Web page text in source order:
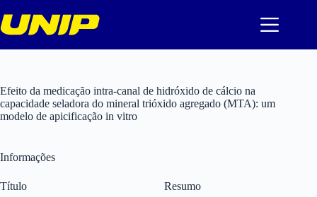
para
o
Efeito da medicação intra-canal de hidróxido de cálcio na
capacidade seladora do mineral trióxido agregado (MTA): um
modelo de apicificação in vitro
Informações
Título Resumo